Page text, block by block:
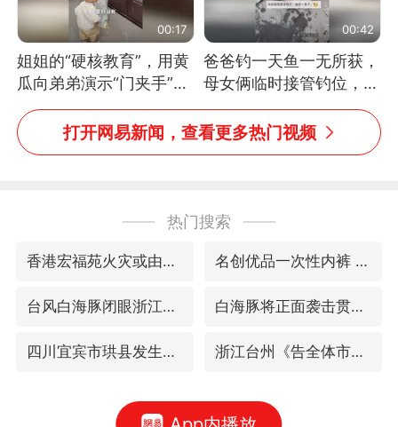
00:17
姐姐的“硬核教育”，用黄
瓜向弟弟演示“门夹手”，
网友：果然言传不如身
教！
00:42
爸爸钓一天鱼一无所获，
母女俩临时接管钓位，用
玩具鱼竿钓上大鱼
打开网易新闻，查看更多热门视频
热门搜索
香港宏福苑火灾或由烟头引起 名创优品一次性内裤 颜面尽失
台风白海豚闭眼浙江上海处于危险半圆 白海豚将正面袭击贯穿浙江
四川宜宾市珙县发生3.4级地震 浙江台州《告全体市民书》